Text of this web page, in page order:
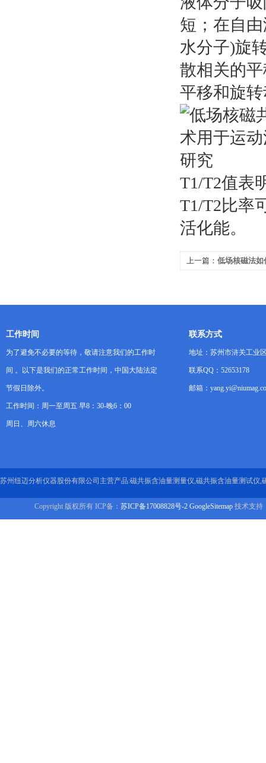
短；在自
水分子)旋
散相关的
平移和旋
T1/T2值表
T1/T2比率
活化能。
上一篇： 低场核磁法如
工作时间
为了避免不必要的等待，敬请注意我们的工作时
间 。以下是我们的正常工作时间，中国大陆法定
节假日除外。
工作时间：周一至周五 早8：30-晚6：00
周日、周六休息
联系方式
地址：苏州市浒关工业
联系QQ：52653178
邮箱：
苏州纽迈分析仪器股份有限公司主营产品:磁共振含油量测量仪,磁共振含油量测试仪,
Copyright 版权所有 ICP备： 苏ICP备17008828号-2 GoogleSitemap 技术支持